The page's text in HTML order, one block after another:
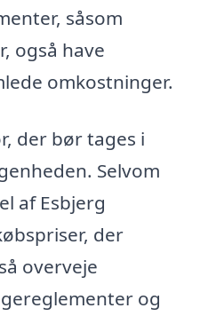
såsom
også have
omkostninger.
der bør tages i
Selvom
af Esbjerg
der
overveje
og